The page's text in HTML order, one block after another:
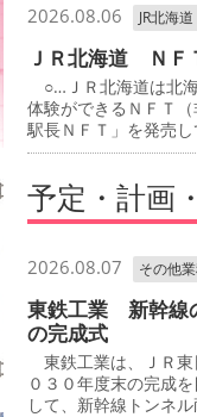
2026.08.06 JR北海道
ＪＲ北海道 ＮＦ
○…ＪＲ北海道は北
体験ができるＮＦＴ
駅長ＮＦＴ」を発売し
予定・計画
2026.08.07 その他
東鉄工業 新幹線
の完成式
東鉄工業は、ＪＲ東
０３０年度末の完成
して、新幹線トンネ